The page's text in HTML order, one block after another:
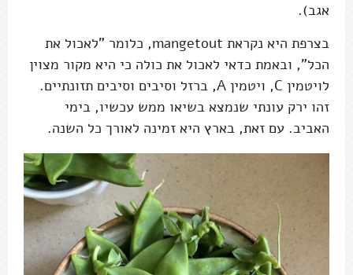
אגב).
בצרפת היא נקראת mangetout, כלומר "לאכול את
הכל", ובאמת כדאי לאכול את כולה כי היא מקור מצוין
לויטמין C, ויטמין A, ברזל וסיבים וסיבים תזונתיים.
זהו ירק עונתי שנמצא בשיאו ממש עכשיו, בימי
האביב. עם זאת, בארץ היא זמינה לאורך כל השנה.